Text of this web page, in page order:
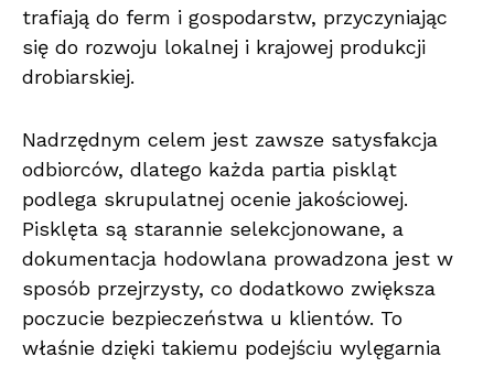
trafiają do ferm i gospodarstw, przyczyniając
się do rozwoju lokalnej i krajowej produkcji
drobiarskiej.
Nadrzędnym celem jest zawsze satysfakcja
odbiorców, dlatego każda partia piskląt
podlega skrupulatnej ocenie jakościowej.
Pisklęta są starannie selekcjonowane, a
dokumentacja hodowlana prowadzona jest w
sposób przejrzysty, co dodatkowo zwiększa
poczucie bezpieczeństwa u klientów. To
właśnie dzięki takiemu podejściu wylęgarnia